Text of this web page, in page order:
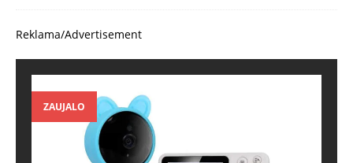
Reklama/Advertisement
ZAUJALO